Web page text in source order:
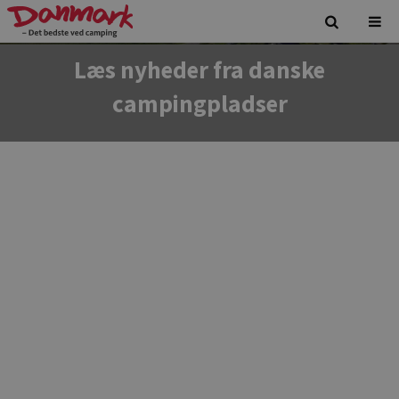
Læs nyheder fra danske
campingpladser